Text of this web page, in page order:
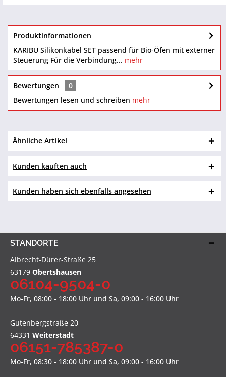
Produktinformationen
KARIBU Silikonkabel SET passend für Bio-Öfen mit externer
Steuerung Für die Verbindung... mehr
Bewertungen
0
Bewertungen lesen und schreiben mehr
Ähnliche Artikel
Kunden kauften auch
Kunden haben sich ebenfalls angesehen
STANDORTE
Albrecht-Dürer-Straße 25
63179 Obertshausen
06104-9504-0
Mo-Fr, 08:00 - 18:00 Uhr und Sa, 09:00 - 16:00 Uhr
Gutenbergstraße 20
64331 Weiterstadt
06151-785387-0
Mo-Fr, 08:30 - 18:00 Uhr und Sa, 09:00 - 16:00 Uhr